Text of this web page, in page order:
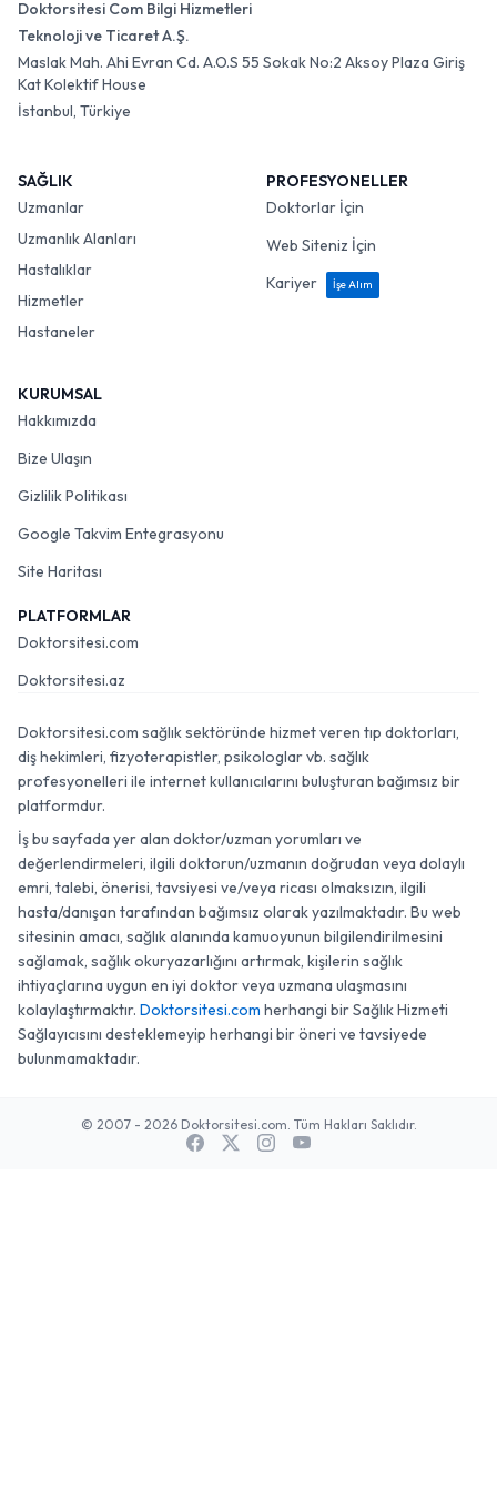
Doktorsitesi Com Bilgi Hizmetleri
Teknoloji ve Ticaret A.Ş.
Maslak Mah. Ahi Evran Cd. A.O.S 55 Sokak No:2 Aksoy Plaza Giriş
Kat Kolektif House
İstanbul, Türkiye
SAĞLIK
Uzmanlar
Uzmanlık Alanları
Hastalıklar
Hizmetler
Hastaneler
PROFESYONELLER
Doktorlar İçin
Web Siteniz İçin
Kariyer
İşe Alım
KURUMSAL
Hakkımızda
Bize Ulaşın
Gizlilik Politikası
Google Takvim Entegrasyonu
Site Haritası
PLATFORMLAR
Doktorsitesi.com
Doktorsitesi.az
Doktorsitesi.com sağlık sektöründe hizmet veren tıp doktorları,
diş hekimleri, fizyoterapistler, psikologlar vb. sağlık
profesyonelleri ile internet kullanıcılarını buluşturan bağımsız bir
platformdur.
İş bu sayfada yer alan doktor/uzman yorumları ve
değerlendirmeleri, ilgili doktorun/uzmanın doğrudan veya dolaylı
emri, talebi, önerisi, tavsiyesi ve/veya ricası olmaksızın, ilgili
hasta/danışan tarafından bağımsız olarak yazılmaktadır. Bu web
sitesinin amacı, sağlık alanında kamuoyunun bilgilendirilmesini
sağlamak, sağlık okuryazarlığını artırmak, kişilerin sağlık
ihtiyaçlarına uygun en iyi doktor veya uzmana ulaşmasını
kolaylaştırmaktır. Doktorsitesi.com herhangi bir Sağlık Hizmeti
Sağlayıcısını desteklemeyip herhangi bir öneri ve tavsiyede
bulunmamaktadır.
© 2007 - 2026 Doktorsitesi.com. Tüm Hakları Saklıdır.